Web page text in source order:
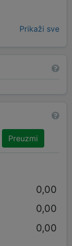
Prikaži sve
Preuzmi
0,00
0,00
0,00